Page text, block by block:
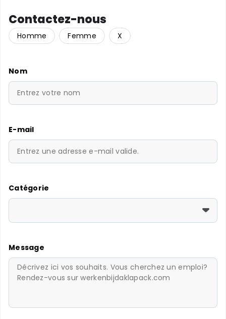
Contactez-nous
Homme Femme X
Nom
E-mail
Catégorie
Message